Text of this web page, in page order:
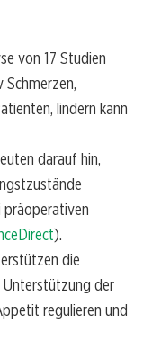
von 17 Studien
lindern kann
darauf hin,
präoperativen
).
die
Unterstützung der
regulieren und